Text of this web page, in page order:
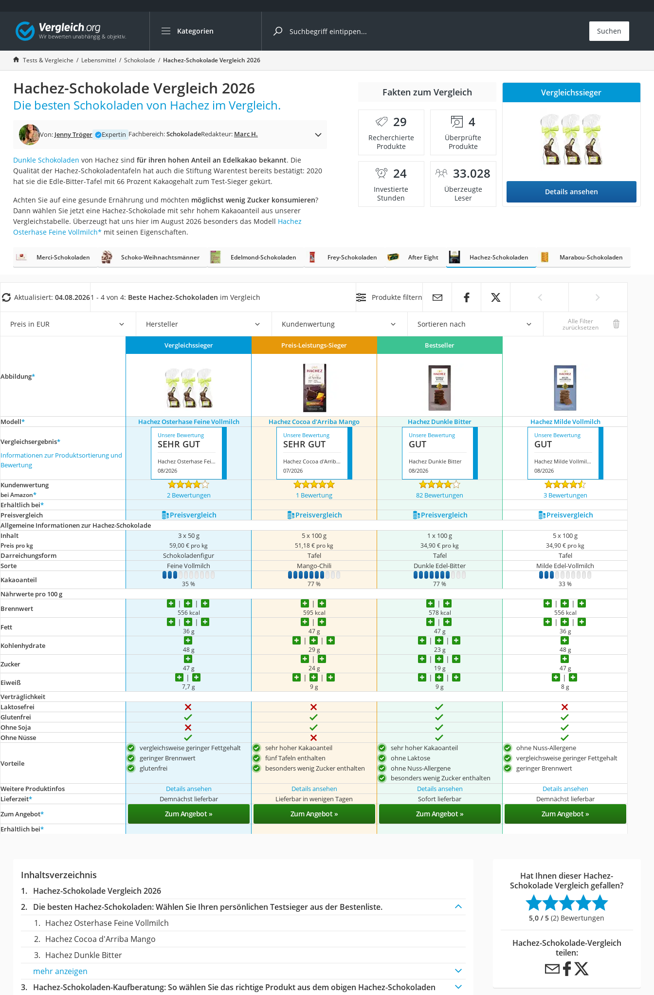
Kategorien
Die beliebtesten Vergleiche nach Kategorie
Lebensmittel
Schwarzkümmelöl
Knäckebrot
Schwarzkümmelöl-Kapseln
Eiklar
Balsamico-Essig
Schwarzkümmelöl bio
Honig
Gemüsebrühe
Irischer Whiskey
Sojasauce
MCT-Öl
Trüffelöl
Erythrit
Service
Suchen
Tests & Vergleiche Lebensmittel Schokolade Hachez-Schokolade Vergleich 2026
Hachez-Schokolade Vergleich 2026
Die besten Schokoladen von Hachez im Vergleich.
Von: Jenny Tröger Expertin Fachbereich:SchokoladeRedakteur: Marc H.
Dunkle Schokoladen von Hachez sind für ihren hohen Anteil an Edelkakao bekannt. Die
Qualität der Hachez-Schokoladentafeln hat auch die Stiftung Warentest bereits bestätigt: 2020
hat sie die Edle-Bitter-Tafel mit 66 Prozent Kakaogehalt zum Test-Sieger gekürt.
Achten Sie auf eine gesunde Ernährung und möchten möglichst wenig Zucker konsumieren?
Dann wählen Sie jetzt eine Hachez-Schokolade mit sehr hohem Kakaoanteil aus unserer
Vergleichstabelle. Überzeugt hat uns hier im August 2026 besonders das Modell Hachez
Osterhase Feine Vollmilch* mit seinen Eigenschaften.
Fakten zum Vergleich
29
Recherchierte
Produkte
4
Überprüfte
Produkte
24
Investierte
Stunden
33.028
Überzeugte
Leser
Vergleichssieger
Details ansehen
Merci-Schokoladen Schoko-Weihnachtsmänner Edelmond-Schokoladen Frey-Schokoladen After Eight Hachez-Schokoladen Marabou-Schokoladen
Aktualisiert: 04.08.20261 - 4 von 4: Beste Hachez-Schokoladen im Vergleich Produkte filtern
Preis in EUR Hersteller Kundenwertung Sortieren nach Alle Filter
zurücksetzen
Abbildung*
Vergleichssieger Preis-Leistungs-Sieger Bestseller
Modell* Hachez Osterhase Feine Vollmilch Hachez Cocoa d'Arriba Mango Hachez Dunkle Bitter Hachez Milde Vollmilch
Vergleichsergebnis*
Informationen zur Produktsortierung und
Bewertung
Unsere Bewertung
SEHR GUT
Hachez Osterhase Feine Vollmilch
08/2026
Unsere Bewertung
SEHR GUT
Hachez Cocoa d'Arriba Mango
07/2026
Unsere Bewertung
GUT
Hachez Dunkle Bitter
08/2026
Unsere Bewertung
GUT
Hachez Milde Vollmilch
08/2026
Kundenwertung
bei Amazon* 2 Bewertungen 1 Bewertung 82 Bewertungen
3 Bewertungen
Erhältlich bei*
Preis­vergleich
Preis­vergleich Preis­vergleich Preis­vergleich Preis­vergleich
Allgemeine Informationen zur Hachez-Schokolade
Inhalt
Preis pro kg
3 x 50 g
59,00 € pro kg
5 x 100 g
51,18 € pro kg
1 x 100 g
34,90 € pro kg
5 x 100 g
34,90 € pro kg
Darreichungsform Schokoladenfigur Tafel Tafel
Tafel
Sorte
Feine Vollmilch Mango-Chili Dunkle Edel-Bitter
Milde Edel-Vollmilch
Kakaoanteil
1 2 3 4 5 6 7 8 9 10
35 %
1 2 3 4 5 6 7 8 9 10
77 %
1 2 3 4 5 6 7 8 9 10
77 %
1 2 3 4 5 6 7 8 9 10
33 %
Nährwerte pro 100 g
Brennwert
556 kcal 595 kcal 578 kcal 556 kcal
Fett 36 g 47 g 47 g 36 g
Kohlenhydrate 48 g 29 g 23 g 48 g
Zucker 47 g 24 g 19 g 47 g
Eiweiß 7,7 g 9 g 9 g 8 g
Verträglichkeit
Laktosefrei
Glutenfrei
Ohne Soja
Ohne Nüsse
Vorteile
vergleichsweise geringer Fettgehalt
geringer Brennwert
glutenfrei
sehr hoher Kakaoanteil
fünf Tafeln enthalten
besonders wenig Zucker enthalten
sehr hoher Kakaoanteil
ohne Laktose
ohne Nuss-Allergene
besonders wenig Zucker enthalten
ohne Nuss-Allergene
vergleichsweise geringer Fettgehalt
geringer Brennwert
Weitere Produktinfos Details ansehen Details ansehen Details ansehen
Details ansehen
Lieferzeit* Demnächst lieferbar Lieferbar in wenigen Tagen Sofort lieferbar
Demnächst lieferbar
Zum Angebot* Zum Angebot » Zum Angebot » Zum Angebot » Zum Angebot »
Erhältlich bei*
Inhaltsverzeichnis
Hachez-Schokolade Vergleich 2026
Die besten Hachez-Schokoladen:Wählen Sie Ihren persönlichen Testsieger aus der Bestenliste.
Hachez Osterhase Feine Vollmilch
Hachez Cocoa d'Arriba Mango
Hachez Dunkle Bitter
mehr anzeigen
Hachez-Schokoladen-Kaufberatung: So wählen Sie das richtige Produkt aus dem obigen Hachez-Schokoladen
Hat Ihnen dieser Hachez-
Schokolade Vergleich gefallen?
5,0 / 5 (2) Bewertungen
Hachez-Schokolade-Vergleich
teilen: